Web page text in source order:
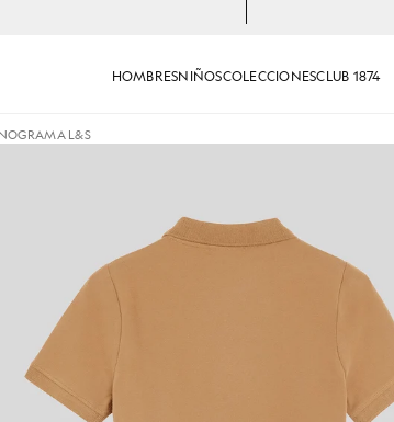
HOMBRESNIÑOSCOLECCIONESCLUB 1874
L&S